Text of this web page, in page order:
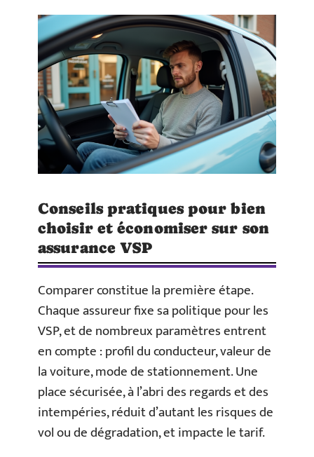
Conseils pratiques pour bien
choisir et économiser sur son
assurance VSP
Comparer constitue la première étape.
Chaque assureur fixe sa politique pour les
VSP, et de nombreux paramètres entrent
en compte : profil du conducteur, valeur de
la voiture, mode de stationnement. Une
place sécurisée, à l’abri des regards et des
intempéries, réduit d’autant les risques de
vol ou de dégradation, et impacte le tarif.